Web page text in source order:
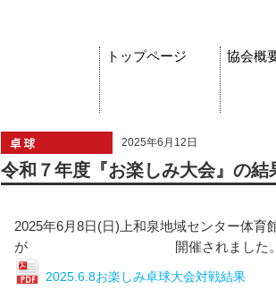
トップページ 協会概
2025年6月12日
令和７年度『お楽しみ大会』の結
2025年6月8日(日)上和泉地域センター体育
が 開催されました。ここに、
2025.6.8お楽しみ卓球大会対戦結果